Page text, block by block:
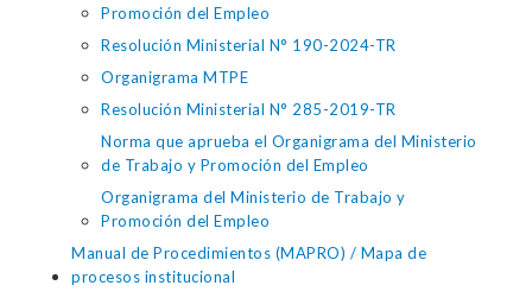
Promoción del Empleo
Resolución Ministerial N° 190-2024-TR
Organigrama MTPE
Resolución Ministerial N° 285-2019-TR
Norma que aprueba el Organigrama del Ministerio
de Trabajo y Promoción del Empleo
Organigrama del Ministerio de Trabajo y
Promoción del Empleo
Manual de Procedimientos (MAPRO) / Mapa de
procesos institucional